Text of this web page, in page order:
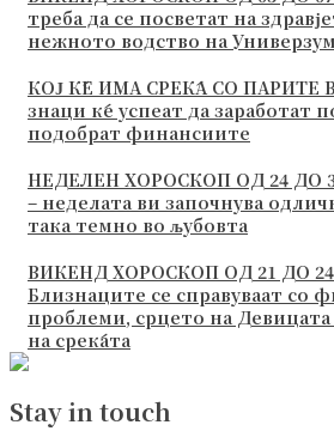
треба да се посветат на
нежното водство на
КОЈ ЌЕ ИМА СРЕЌА СО ПАРИТЕ
знаци ќе успеат да заработат
подобрат финансиите
НЕДЕЛЕН ХОРОСКОП ОД 24 ДО
– неделата ви започнува
така темно во љубовта
ВИКЕНД ХОРОСКОП ОД 21 ДО
Близнаците се справуваат со
проблеми, срцето на
на среќата
Stay in touch